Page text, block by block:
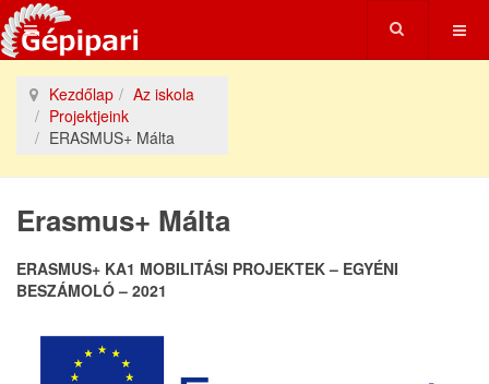
Kezdőlap
Az iskola
Projektjeink
ERASMUS+ Málta
Erasmus+ Málta
ERASMUS+ KA1 MOBILITÁSI PROJEKTEK– EGYÉNI
BESZÁMOLÓ– 2021